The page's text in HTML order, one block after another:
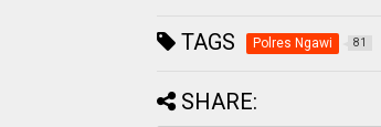
TAGS Polres Ngawi 81
SHARE: